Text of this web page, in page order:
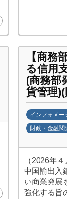
構
(
j
c
i
p
o
【商務
る信用
(商務部
貨管理
インフォメー
財政・金融関
日
中
投
（2026年
中国輸出入
い商業発展
強化する旨